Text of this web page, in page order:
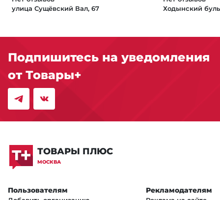
улица Сущёвский Вал, 67
Ходынский
Подпишитесь на уведомления
от Товары+
ТОВАРЫ ПЛЮС
МОСКВА
Пользователям Рекламодателям